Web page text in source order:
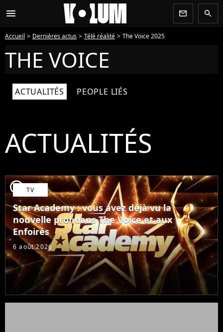
menu newsletter search
Accueil Dernières actus Télé réalité The Voice 2025
THE VOICE
ACTUALITÉS PEOPLE LIÉS
ACTUALITÉS
player2 TV
Star Academy : vous avez déjà vu la
nouvelle prof dans The Voice et aux
Enfoirés
6 août 2026